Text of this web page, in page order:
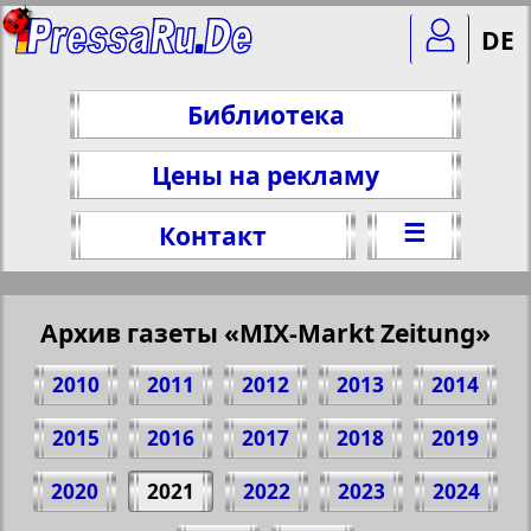
Библиотека
Цены на рекламу
Контакт
☰
DE
Архив газеты «MIX-Markt Zeitung»
2010 2011 2012 2013
2014
2015
2016 2017 2018
2019
2020
2021 2022 2023
2024
Поделитесь 1 стр. газеты "MIX-Markt